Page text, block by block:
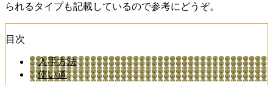
られるタイプも記載しているので参考にどうぞ。
目次
入手方法
使い道